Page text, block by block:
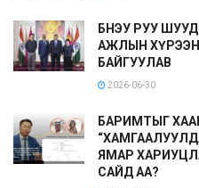
БНЭУ РУУ
АЖЛЫН
БАЙГУУЛАВ
2026-06-30
БАРИМТЫГ
ЯМАР
САЙД АА?